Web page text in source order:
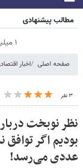
مطالب پیشنهادی
۱ میلیارد اعتبار خرید طلا | بدون ضامن و چک
صفحه اصلی اخبار
۳ نفر
نظر نوبخت
عددی می‌رسد!